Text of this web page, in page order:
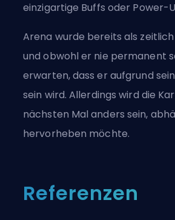
einzigartige Buffs oder Power-
Arena wurde bereits als
und obwohl er nie permanent
erwarten, dass er aufgrund
sein wird. Allerdings wird die
nächsten Mal anders sein,
hervorheben möchte.
Referenzen